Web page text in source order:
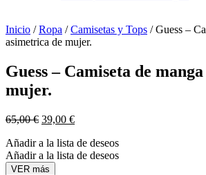
Inicio /Ropa /Camisetas y Tops / Guess –
asimetrica de mujer.
Guess – Camiseta de
mujer.
65,00€ El
original
era:
65,00 €.
39,00 €El
actual
es:
Añadir a la lista de deseos
Añadir a la lista de deseos
VER más